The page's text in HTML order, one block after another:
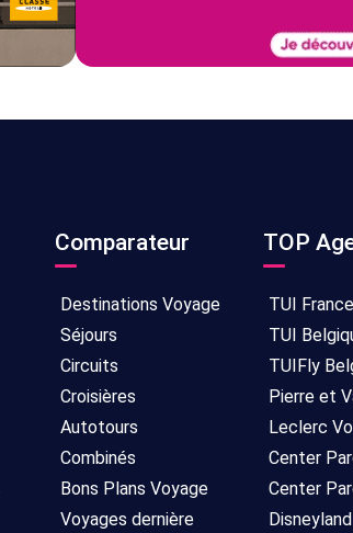
Comparateur
Destinations Voyage
Séjours
Circuits
Croisières
Autotours
Combinés
Bons Plans Voyage
Voyages dernière
TOP
TUI France
TUI
TUIFly
Pierre et
Leclerc
Center
Center